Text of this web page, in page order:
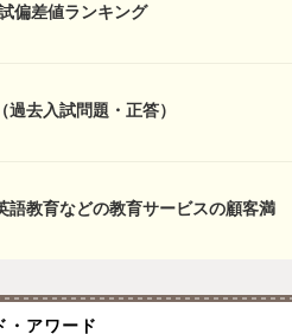
偏差値ランキング
去入試問題・正答）
語教育などの教育サービスの顧客満
・アワード